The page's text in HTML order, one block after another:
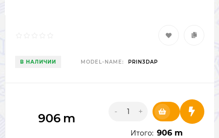
В НАЛИЧИИ MODEL-NAME: PRIN3DAP
906 m - +
Итого: 906 m